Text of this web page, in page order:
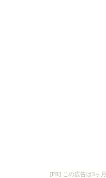
[PR] この広告は3ヶ